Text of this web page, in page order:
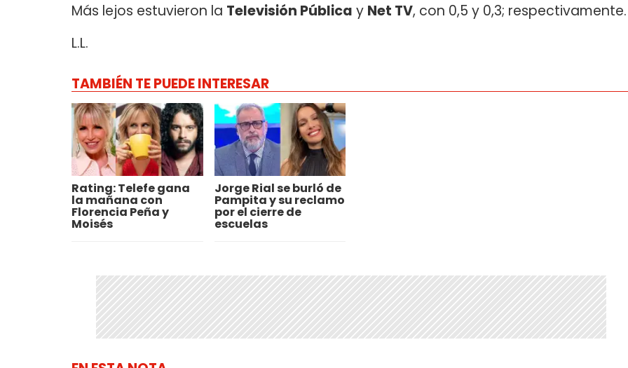
Más lejos estuvieron la Televisión Pública y Net TV, con 0,5 y 0,3; respectivamente.
L.L.
TAMBIÉN TE PUEDE INTERESAR
Rating: Telefe gana
la mañana con
Florencia Peña y
Moisés
Jorge Rial se burló de
Pampita y su reclamo
por el cierre de
escuelas